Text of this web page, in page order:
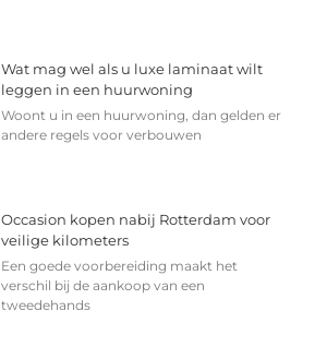
Wat mag wel als u luxe laminaat wilt
leggen in een huurwoning
Woont u in een huurwoning, dan gelden er
andere regels voor verbouwen
Occasion kopen nabij Rotterdam voor
veilige kilometers
Een goede voorbereiding maakt het
verschil bij de aankoop van een
tweedehands